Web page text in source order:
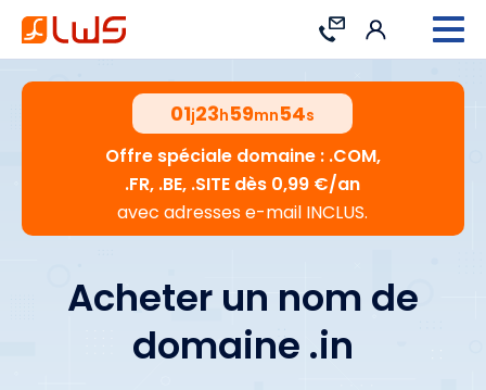
Contact Connexion
01j23h59mn53s
Offre spéciale domaine : .COM,
.FR, .BE, .SITE dès 0,99 €/an
avec adresses e-mail INCLUS.
Acheter un nom de
domaine .in